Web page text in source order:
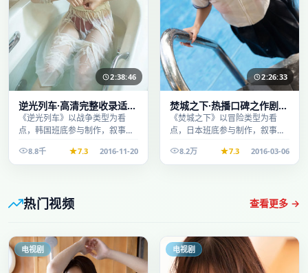
2:38:46
逆光列车·高清完整收录适合
周末一口气刷完
《逆光列车》以战争类型为看
点，韩国班底参与制作，叙事完
看。8.8千 7.3 2016-11-20
2:26:33
焚城之下·热播口碑之作剧情
扎实演技在线
《焚城之下》以冒险类型为看
点，日本班底参与制作，叙事完
看。8.2万 7.3 2016-03-06
热门视频 查看更多 →
电视剧 电视剧